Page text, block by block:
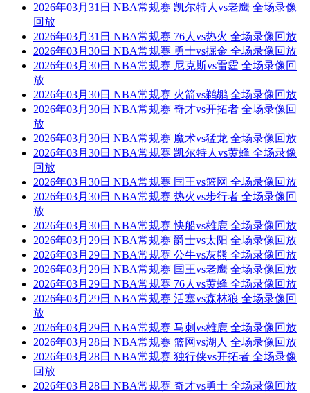
2026年03月31日 NBA常规赛 凯尔特人vs老鹰 全场录像
回放
2026年03月31日 NBA常规赛 76人vs热火 全场录像回放
2026年03月30日 NBA常规赛 勇士vs掘金 全场录像回放
2026年03月30日 NBA常规赛 尼克斯vs雷霆 全场录像回
放
2026年03月30日 NBA常规赛 火箭vs鹈鹕 全场录像回放
2026年03月30日 NBA常规赛 奇才vs开拓者 全场录像回
放
2026年03月30日 NBA常规赛 魔术vs猛龙 全场录像回放
2026年03月30日 NBA常规赛 凯尔特人vs黄蜂 全场录像
回放
2026年03月30日 NBA常规赛 国王vs篮网 全场录像回放
2026年03月30日 NBA常规赛 热火vs步行者 全场录像回
放
2026年03月30日 NBA常规赛 快船vs雄鹿 全场录像回放
2026年03月29日 NBA常规赛 爵士vs太阳 全场录像回放
2026年03月29日 NBA常规赛 公牛vs灰熊 全场录像回放
2026年03月29日 NBA常规赛 国王vs老鹰 全场录像回放
2026年03月29日 NBA常规赛 76人vs黄蜂 全场录像回放
2026年03月29日 NBA常规赛 活塞vs森林狼 全场录像回
放
2026年03月29日 NBA常规赛 马刺vs雄鹿 全场录像回放
2026年03月28日 NBA常规赛 篮网vs湖人 全场录像回放
2026年03月28日 NBA常规赛 独行侠vs开拓者 全场录像
回放
2026年03月28日 NBA常规赛 奇才vs勇士 全场录像回放